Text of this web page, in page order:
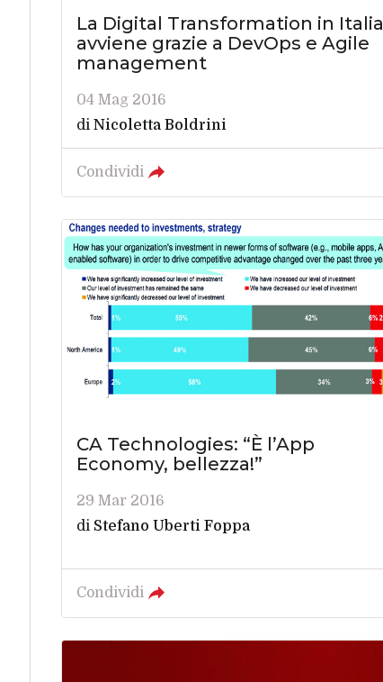
La Digital Transformation in Italia
avviene grazie a DevOps e Agile
management
04 Mag 2016
di Nicoletta Boldrini
Condividi
CA Technologies: “È l’App
Economy, bellezza!”
29 Mar 2016
di Stefano Uberti Foppa
Condividi